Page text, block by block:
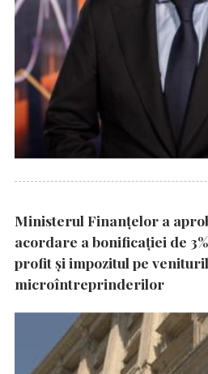
Ministerul Finanțelor a
acordare a bonificației de
profit și impozitul pe
microîntreprinderilor